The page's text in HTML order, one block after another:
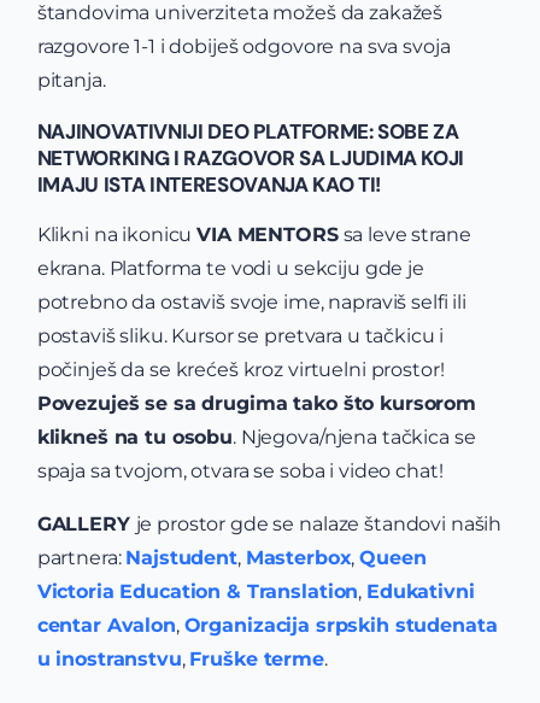
štandovima univerziteta možeš da zakažeš
razgovore 1-1 i dobiješ odgovore na sva svoja
pitanja.
NAJINOVATIVNIJI DEO PLATFORME: SOBE ZA
NETWORKING I RAZGOVOR SA LJUDIMA KOJI
IMAJU ISTA INTERESOVANJA KAO TI!
Klikni na ikonicuVIA MENTORSsa leve strane
ekrana. Platforma te vodi u sekciju gde je
potrebno da ostaviš svoje ime, napraviš selfi ili
postaviš sliku. Kursor se pretvara u tačkicu i
počinješ da se krećeš kroz virtuelni prostor!
Povezuješ se sa drugima tako što kursorom
klikneš na tu osobu. Njegova/njena tačkica se
spaja sa tvojom, otvara se soba i video chat!
GALLERY je prostor gde se nalaze štandovi naših
partnera: Najstudent, Masterbox,Queen
Victoria Education & Translation, Edukativni
centar Avalon, Organizacija srpskih studenata
u inostranstvu, Fruške terme.